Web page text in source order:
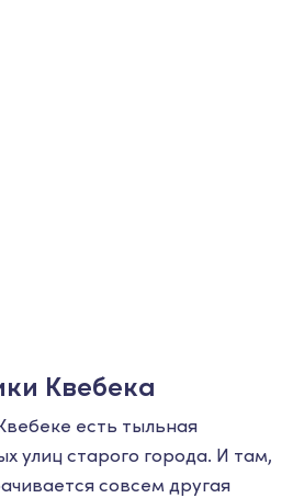
Квебека
есть тыльная
улиц старого города. И там,
совсем другая